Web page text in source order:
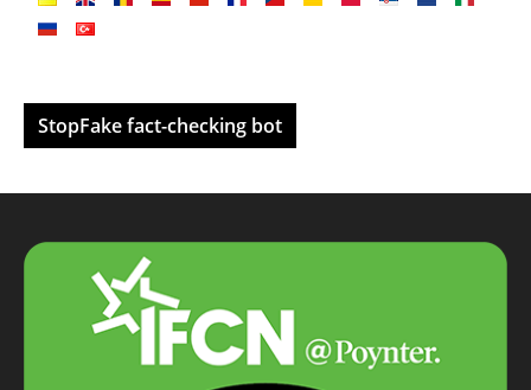
StopFake fact-checking bot